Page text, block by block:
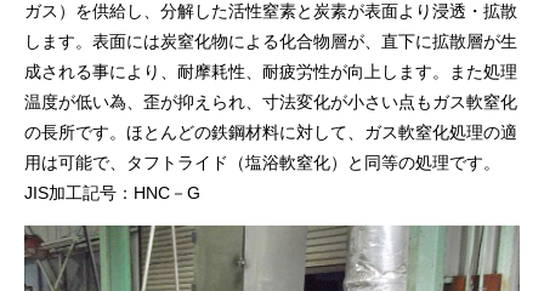
ガス）を供給し、分解した活性窒素と炭素が表面より浸透・拡散
します。表面には炭窒化物による化合物層が、直下に拡散層が生
成される事により、耐摩耗性、耐疲労性が向上します。また処理
温度が低い為、歪が抑えられ、寸法変化が小さい点もガス軟窒化
の長所です。ほとんどの鉄鋼材料に対して、ガス軟窒化処理の適
用は可能で、タフトライド（塩浴軟窒化）と同等の処理です。
JIS加工記号：HNC－G